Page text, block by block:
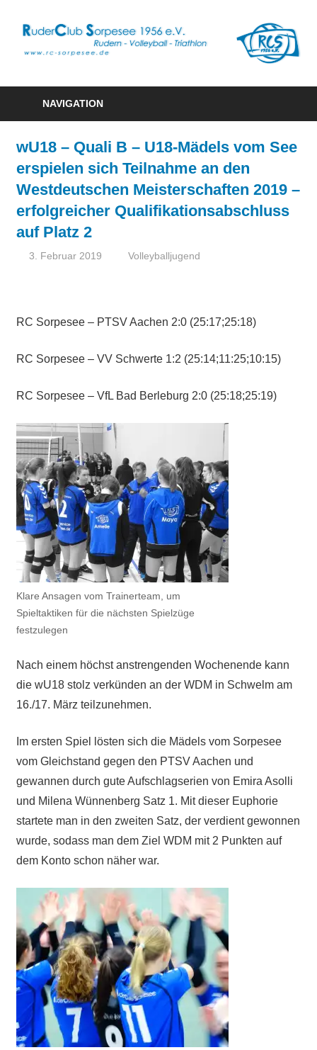
Inhalt
Triathlon
NAVIGATION
wU18 – Quali B – U18-Mädels vom See
erspielen sich Teilnahme an den
Westdeutschen Meisterschaften 2019 –
erfolgreicher Qualifikationsabschluss
auf Platz 2
3. Februar 2019 Hanna Fleischer
Volleyballjugend
RC Sorpesee – PTSV Aachen 2:0 (25:17;25:18)
RC Sorpesee – VV Schwerte 1:2 (25:14;11:25;10:15)
RC Sorpesee – VfL Bad Berleburg 2:0 (25:18;25:19)
Klare Ansagen vom Trainerteam, um
Spieltaktiken für die nächsten Spielzüge
festzulegen
Nach einem höchst anstrengenden Wochenende kann
die wU18 stolz verkünden an der WDM in Schwelm am
16./17. März teilzunehmen.
Im ersten Spiel lösten sich die Mädels vom Sorpesee
vom Gleichstand gegen den PTSV Aachen und
gewannen durch gute Aufschlagserien von Emira Asolli
und Milena Wünnenberg Satz 1. Mit dieser Euphorie
startete man in den zweiten Satz, der verdient gewonnen
wurde, sodass man dem Ziel WDM mit 2 Punkten auf
dem Konto schon näher war.